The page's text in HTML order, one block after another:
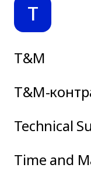
T
T&M
T&M-
Technical
Time and